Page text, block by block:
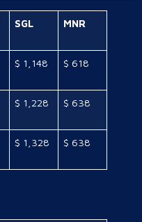
SGL MNR
$ 1,148 $ 618
$ 1,228 $ 638
$ 1,328 $ 638